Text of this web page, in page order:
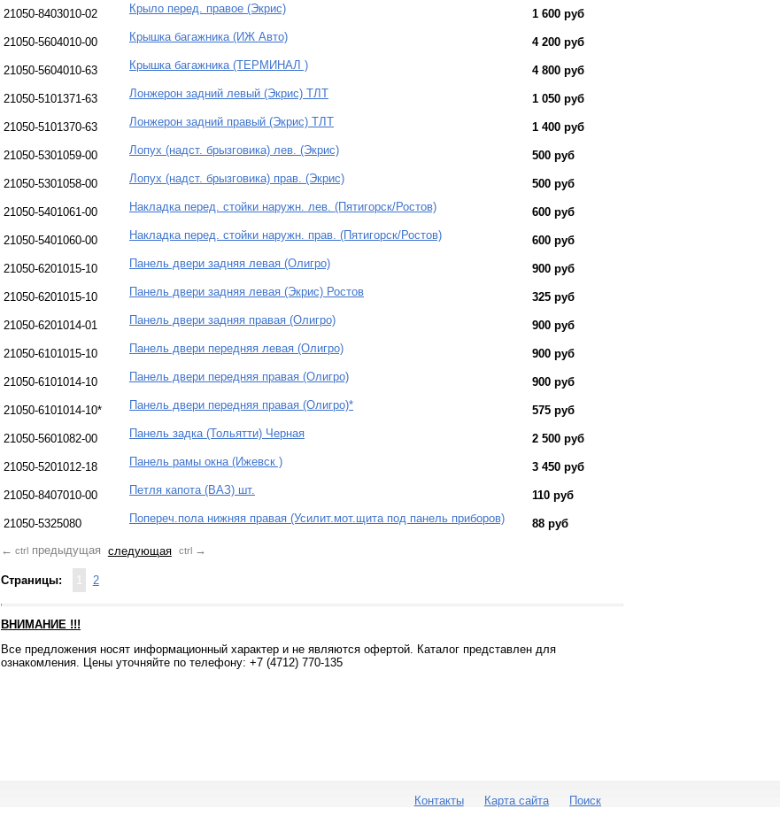
21050-8403010-02 Крыло перед. правое (Экрис) 1 600 руб
21050-5604010-00 Крышка багажника (ИЖ Авто) 4 200 руб
21050-5604010-63 Крышка багажника (ТЕРМИНАЛ ) 4 800 руб
21050-5101371-63 Лонжерон задний левый (Экрис) ТЛТ 1 050 руб
21050-5101370-63 Лонжерон задний правый (Экрис) ТЛТ 1 400 руб
21050-5301059-00 Лопух (надст. брызговика) лев. (Экрис) 500 руб
21050-5301058-00 Лопух (надст. брызговика) прав. (Экрис) 500 руб
21050-5401061-00 Накладка перед. стойки наружн. лев. (Пятигорск/Ростов) 600 руб
21050-5401060-00 Накладка перед. стойки наружн. прав. (Пятигорск/Ростов) 600 руб
21050-6201015-10 Панель двери задняя левая (Олигро) 900 руб
21050-6201015-10 Панель двери задняя левая (Экрис) Ростов 325 руб
21050-6201014-01 Панель двери задняя правая (Олигро) 900 руб
21050-6101015-10 Панель двери передняя левая (Олигро) 900 руб
21050-6101014-10 Панель двери передняя правая (Олигро) 900 руб
21050-6101014-10* Панель двери передняя правая (Олигро)* 575 руб
21050-5601082-00 Панель задка (Тольятти) Черная 2 500 руб
21050-5201012-18 Панель рамы окна (Ижевск ) 3 450 руб
21050-8407010-00 Петля капота (ВАЗ) шт. 110 руб
21050-5325080 Попереч.пола нижняя правая (Усилит.мот.щита под панель приборов) 88 руб
← ctrl предыдущая следующая ctrl →
Страницы: 2
ВНИМАНИЕ !!!
Все предложения носят информационный характер и не являются офертой. Каталог представлен для
ознакомления. Цены уточняйте по телефону: +7 (4712) 770-135
Контакты Карта сайта Поиск